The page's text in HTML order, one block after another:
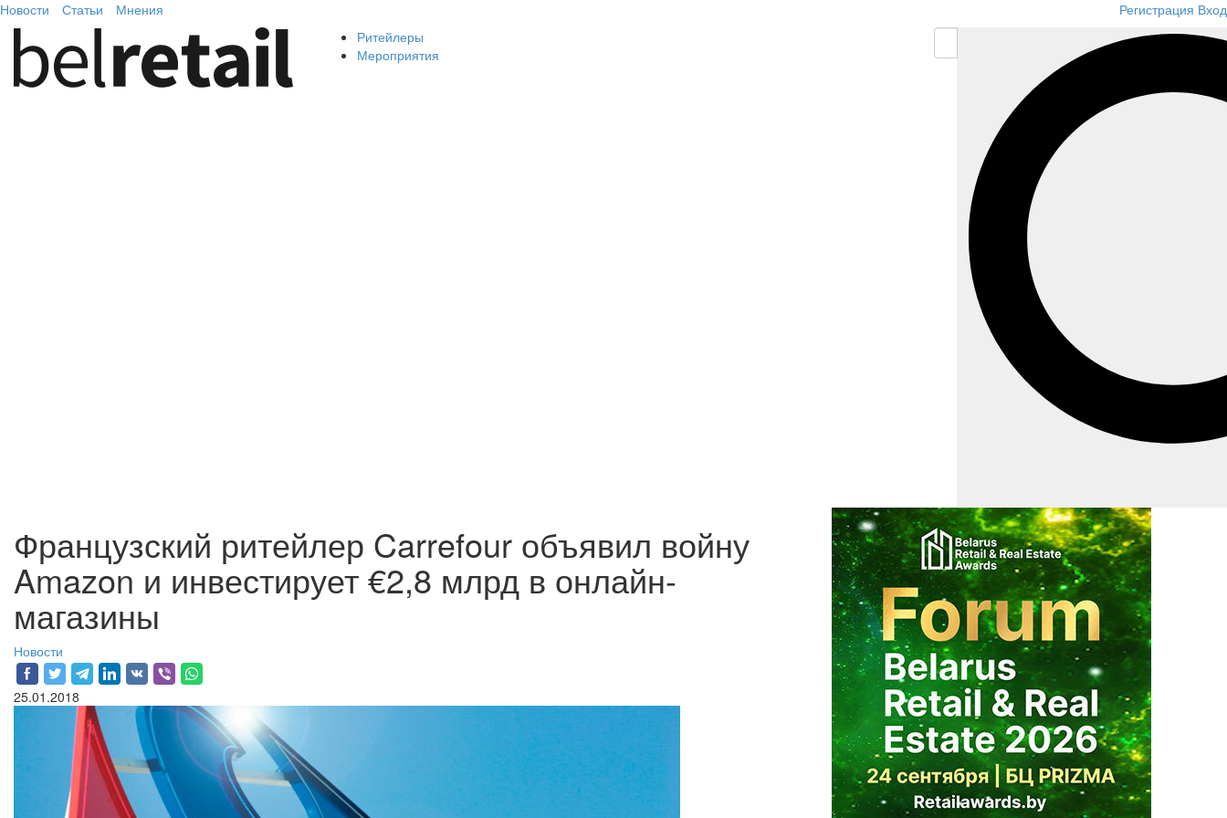
Новости Статьи Мнения Регистрация Вход
Ритейлеры
Мероприятия
Французский ритейлер Carrefour объявил войну
Amazon и инвестирует €2,8 млрд в онлайн-
магазины
Новости
25.01.2018